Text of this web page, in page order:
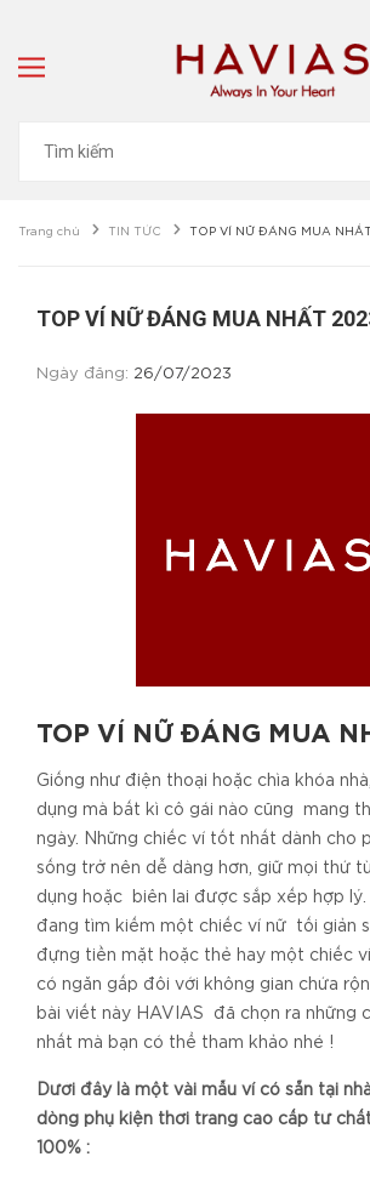
Trang chủ TIN TỨC TOP VÍ NỮ ĐÁNG MUA
TOP VÍ NỮ ĐÁNG MUA NHẤT
Ngày đăng: 26/07/2023
TOP VÍ NỮ ĐÁNG MUA
Giống như điện thoại hoặc chìa khóa
dụng mà bất kì cô gái nào cũng mang
ngày. Những chiếc ví tốt nhất dành cho
sống trở nên dễ dàng hơn, giữ mọi thứ
dụng hoặc biên lai được sắp xếp hợp lý.
đang tìm kiếm một chiếc ví nữ tối giản
đựng tiền mặt hoặc thẻ hay một chiếc
có ngăn gấp đôi với không gian chứa
bài viết này HAVIAS đã chọn ra những
nhất mà bạn có thể tham khảo nhé !
Dưới đây là một vài mẫu ví có sẵn tại
dòng phụ kiện thời trang cao cấp từ
100% :